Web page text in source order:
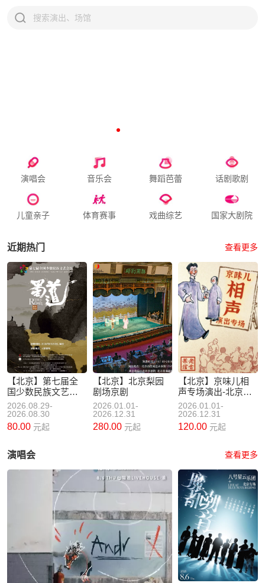
演唱会 音乐会 舞蹈芭蕾 话剧歌剧
儿童亲子 体育赛事 戏曲综艺 国家大剧院
近期热门 查看更多
【北京】第七届全
国少数民族文艺会
演 舞蹈诗《蜀道》
2026.08.29-
2026.08.30
80.00 元起
【北京】北京梨园
剧场京剧
2026.01.01-
2026.12.31
280.00 元起
【北京】京味儿相
声专场演出-北京老
舍茶馆
2026.01.01-
2026.12.31
120.00 元起
演唱会 查看更多